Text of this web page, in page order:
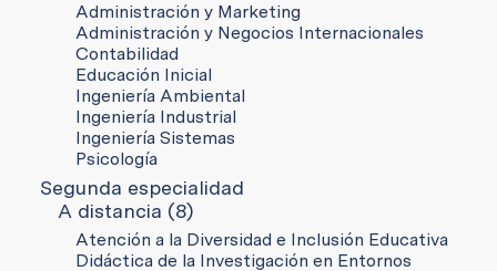
Administración y Marketing
Administración y Negocios Internacionales
Contabilidad
Educación Inicial
Ingeniería Ambiental
Ingeniería Industrial
Ingeniería Sistemas
Psicología
Segunda especialidad
A distancia (8)
Atención a la Diversidad e Inclusión Educativa
Didáctica de la Investigación en Entornos